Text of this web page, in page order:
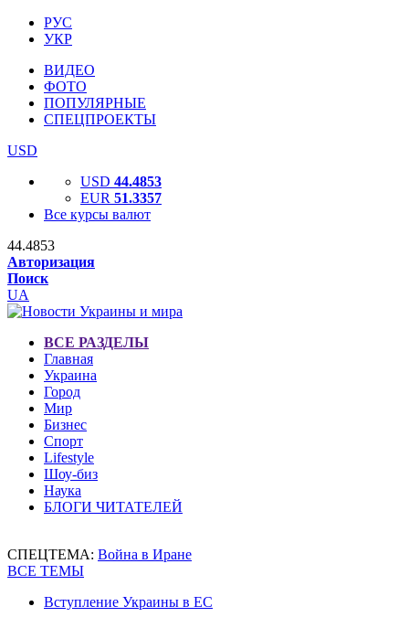
РУС
УКР
ВИДЕО
ФОТО
ПОПУЛЯРНЫЕ
СПЕЦПРОЕКТЫ
USD
USD 44.4853
EUR 51.3357
Все курсы валют
44.4853
Авторизация
Поиск
UA
ВСЕ РАЗДЕЛЫ
Главная
Украина
Город
Мир
Бизнес
Спорт
Lifestyle
Шоу-биз
Наука
БЛОГИ ЧИТАТЕЛЕЙ
СПЕЦТЕМА: Война в Иране
ВСЕ ТЕМЫ
Вступление Украины в ЕС